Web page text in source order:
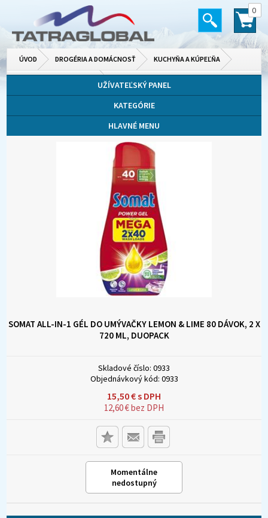
0
ÚVOD DROGÉRIA A DOMÁCNOSŤ KUCHYŇA A KÚPEĽŇA
PRÍPRAVKY DO UMÝVAČKYUŽÍVATEĽSKÝ PANEL
KATEGÓRIE
HLAVNÉ MENU
SOMAT ALL-IN-1 GÉL DO UMÝVAČKY LEMON & LIME 80 DÁVOK, 2 X
720 ML, DUOPACK
Skladové číslo: 0933
Objednávkový kód: 0933
15,50€s DPH
12,60€bez DPH
Momentálne
nedostupný